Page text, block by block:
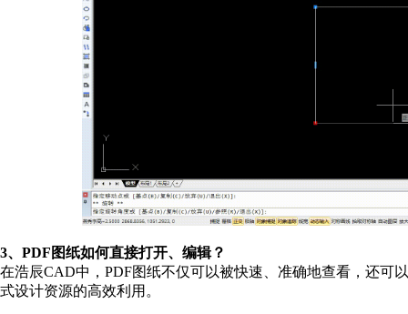
3、PDF图纸如何直接打开、编辑？
在浩辰CAD中，PDF图纸不仅可以被快速、准确地查看，还可
式设计资源的高效利用。